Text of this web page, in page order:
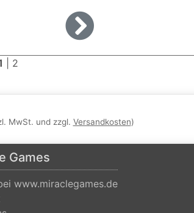
2
MwSt. und zzgl. Versandkosten)
Games
www.miraclegames.de